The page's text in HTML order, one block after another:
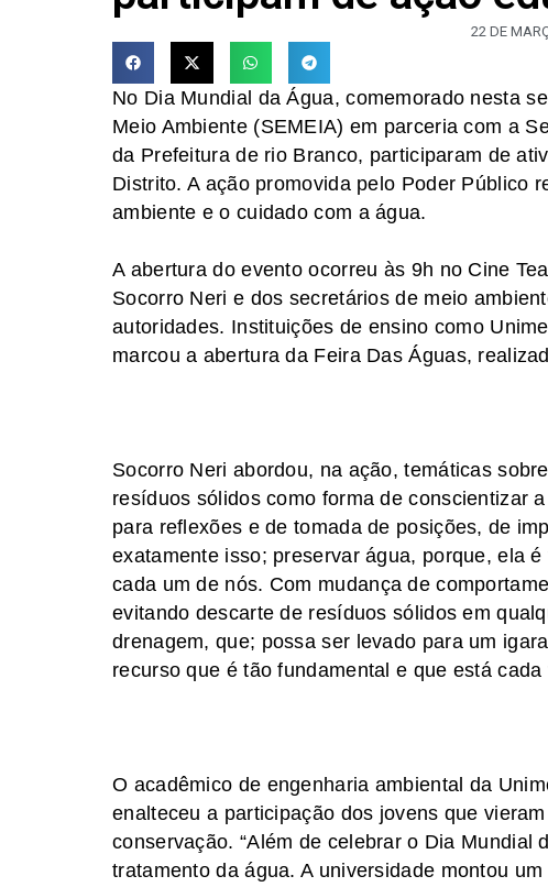
22 DE
No Dia Mundial da Água, comemorado nesta
Meio Ambiente (SEMEIA) em parceria com a
da Prefeitura de rio Branco, participaram de
Distrito. A ação promovida pelo Poder Público
ambiente e o cuidado com a água.
A abertura do evento ocorreu às 9h no Cine
Socorro Neri e dos secretários de meio
autoridades. Instituições de ensino como
marcou a abertura da Feira Das Águas,
Socorro Neri abordou, na ação, temáticas
resíduos sólidos como forma de conscientizar
para reflexões e de tomada de posições, de
exatamente isso; preservar água, porque, ela
cada um de nós. Com mudança de
evitando descarte de resíduos sólidos em
drenagem, que; possa ser levado para um
recurso que é tão fundamental e que está
O acadêmico de engenharia ambiental da
enalteceu a participação dos jovens que
conservação. “Além de celebrar o Dia Mundial
tratamento da água. A universidade montou